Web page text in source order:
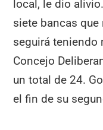
local, le dio
siete bancas que
seguirá teniendo
Concejo
un total de 24.
el fin de su